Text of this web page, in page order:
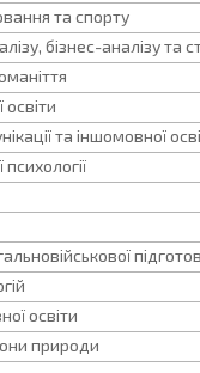
та спорту
бізнес-аналізу та
та іншомовної
освіти
природи